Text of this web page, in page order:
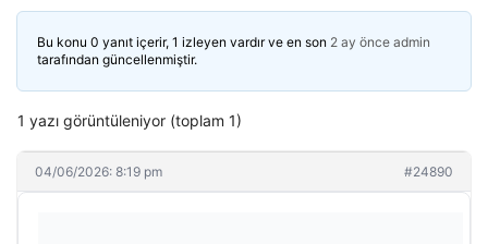
Bu konu 0 yanıt içerir, 1 izleyen vardır ve en son 2 ay önce admin
tarafından güncellenmiştir.
1 yazı görüntüleniyor (toplam 1)
04/06/2026: 8:19 pm #24890